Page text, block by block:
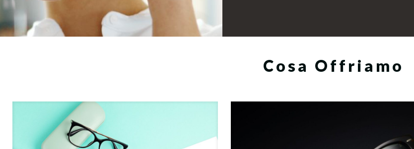
Cosa Offriamo